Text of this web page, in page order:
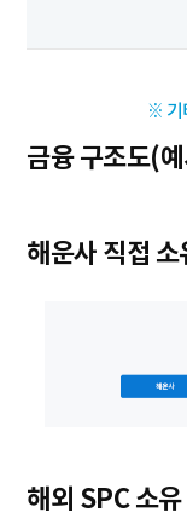
※ 기
금융 구조도(
해운사 직접
해외 SPC 소